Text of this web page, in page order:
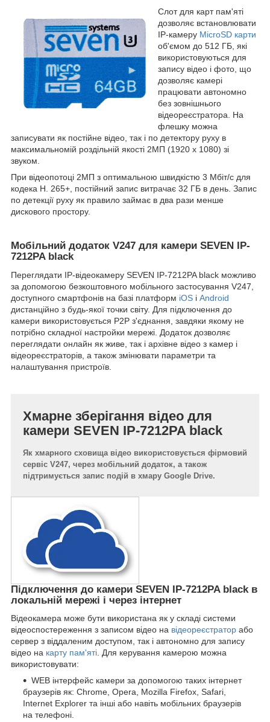
Слот для карт пам'яті
дозволяє встановлювати
IP-камеру MicroSD карти
об'ємом до 512 ГБ, які
використовуються для
запису відео і фото, що
дозволяє камері
працювати автономно
без зовнішнього
відеореєстратора. На
флешку можна
записувати як постійне відео, так і по детектору руху в
максимальномій роздільній якості 2МП (1920 x 1080) зі
звуком.
При відеопотоці 2МП з оптимальною швидкістю 3 Мбіт/с для
кодека H. 265+, постійний запис витрачає 32 ГБ в день. Запис
по детекції руху як правило займає в два рази менше
дискового простору.
Мобільний додаток V247 для камери SEVEN IP-
7212PA black
Переглядати IP-відеокамеру SEVEN IP-7212PA black можливо
за допомогою безкоштовного мобільного застосування V247,
доступного смартфонів на базі платформ iOS і Android
дистанційно з будь-якої точки світу. Для підключення до
камери використовується P2P з'єднання, завдяки якому не
потрібно складної настройки мережі. Додаток дозволяє
переглядати онлайн як живе, так і архівне відео з камер і
відеореєстраторів, а також змінювати параметри та
налаштування пристроїв.
Хмарне зберігання відео для
камери SEVEN IP-7212PA black
Як хмарного сховища відео використовується фірмовий
сервіс V247, через мобільний додаток, а також
підтримується запис подій в хмару Google Drive.
Підключення до камери SEVEN IP-7212PA black в
локальній мережі і через інтернет
Відеокамера може бути використана як у складі системи
відеоспостереження з записом відео на відеореєстратор або
сервер з віддаленим доступом, так і автономно для запису
відео на карту пам'яті. Для керування камерою можна
використовувати:
WEB інтерфейс камери за допомогою таких інтернет
браузерів як: Chrome, Opera, Mozilla Firefox, Safari,
Internet Explorer та інші або навіть мобільних браузерів
на телефоні.